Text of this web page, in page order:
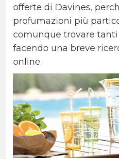
offerte di Davines,
profumazioni più
comunque trovare
facendo una breve
online.